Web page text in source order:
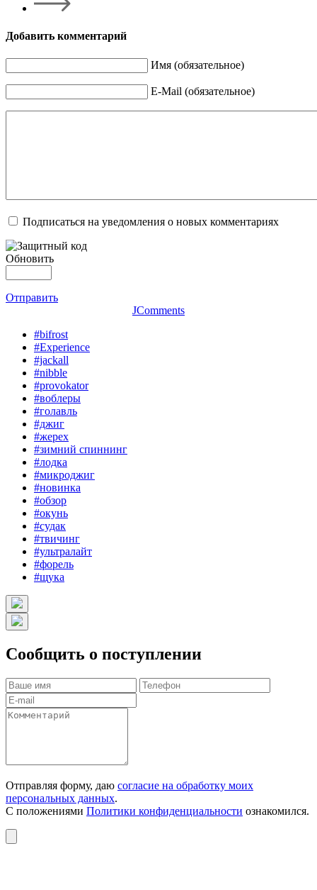
Добавить комментарий
Имя (обязательное)
E-Mail (обязательное)
Подписаться на уведомления о новых комментариях
Обновить
Отправить
JComments
#bifrost
#Experience
#jackall
#nibble
#provokator
#воблеры
#голавль
#джиг
#жерех
#зимний спиннинг
#лодка
#микроджиг
#новинка
#обзор
#окунь
#судак
#твичинг
#ультралайт
#форель
#щука
Сообщить о поступлении
Отправляя форму, даю согласие на обработку моих
персональных данных.
С положениями Политики конфиденциальности ознакомился.